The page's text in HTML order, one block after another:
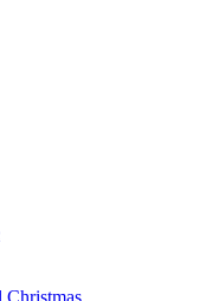
Christmas